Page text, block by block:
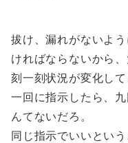
拔け、漏れがないよ
ければならないから、
刻一刻状況が変化して
一回に指示したら、
んてないだろ。
同じ指示でいいとい